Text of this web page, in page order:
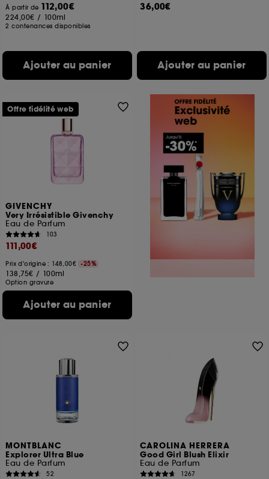
À partir de 112,00€
224,00€ / 100ml
2 contenances disponibles
Ajouter au panier
36,00€
Ajouter au panier
GIVENCHY
Very Irrésistible Givenchy
Eau de Parfum
103
111,00€
Prix d'origine : 148,00€ -25%
138,75€ / 100ml
Option gravure
Ajouter au panier
Offre fidélité web
MONTBLANC
Explorer Ultra Blue
Eau de Parfum
52
CAROLINA HERRERA
Good Girl Blush Elixir
Eau de Parfum
1267